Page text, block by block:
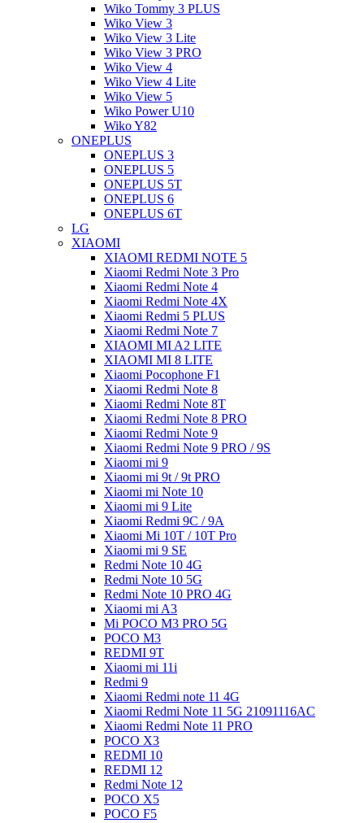
Wiko Tommy 3 PLUS
Wiko View 3
Wiko View 3 Lite
Wiko View 3 PRO
Wiko View 4
Wiko View 4 Lite
Wiko View 5
Wiko Power U10
Wiko Y82
ONEPLUS
ONEPLUS 3
ONEPLUS 5
ONEPLUS 5T
ONEPLUS 6
ONEPLUS 6T
LG
XIAOMI
XIAOMI REDMI NOTE 5
Xiaomi Redmi Note 3 Pro
Xiaomi Redmi Note 4
Xiaomi Redmi Note 4X
Xiaomi Redmi 5 PLUS
Xiaomi Redmi Note 7
XIAOMI MI A2 LITE
XIAOMI MI 8 LITE
Xiaomi Pocophone F1
Xiaomi Redmi Note 8
Xiaomi Redmi Note 8T
Xiaomi Redmi Note 8 PRO
Xiaomi Redmi Note 9
Xiaomi Redmi Note 9 PRO / 9S
Xiaomi mi 9
Xiaomi mi 9t / 9t PRO
Xiaomi mi Note 10
Xiaomi mi 9 Lite
Xiaomi Redmi 9C / 9A
Xiaomi Mi 10T / 10T Pro
Xiaomi mi 9 SE
Redmi Note 10 4G
Redmi Note 10 5G
Redmi Note 10 PRO 4G
Xiaomi mi A3
Mi POCO M3 PRO 5G
POCO M3
REDMI 9T
Xiaomi mi 11i
Redmi 9
Xiaomi Redmi note 11 4G
Xiaomi Redmi Note 11 5G 21091116AC
Xiaomi Redmi Note 11 PRO
POCO X3
REDMI 10
REDMI 12
Redmi Note 12
POCO X5
POCO F5